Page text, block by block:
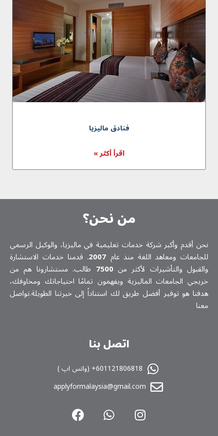
فنادق مالیزیا
اقرأ أكثر »
من نحن؟
نحن أقدم وأكبر شركة خدمات تعلیمیة في ماليزيا، والوكيل الرسمي
للجامعات ومعاهد اللغة منذ عام 2007. قدمنا خدمات الاستشارة
والقبول والتأشيرات لأكثر من7500 طالب. مستشارونا هم من
خريجي الجامعات الماليزية ويفهمون تمامًا احتياجاتك ومخاوفك،
هدفنا هو توفير أفضل طريق لك استناداً إلى خبرتنا الطويلة.تواصل
معنا
اتصل بنا
601121806818+ (واتس اپ )
applyformalaysia@gmail.com